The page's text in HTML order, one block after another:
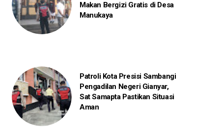
Makan Bergizi Gratis di Desa
Manukaya
Patroli Kota Presisi Sambangi
Pengadilan Negeri Gianyar,
Sat Samapta Pastikan Situasi
Aman